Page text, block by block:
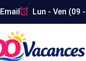
Email Lun - Ven (09